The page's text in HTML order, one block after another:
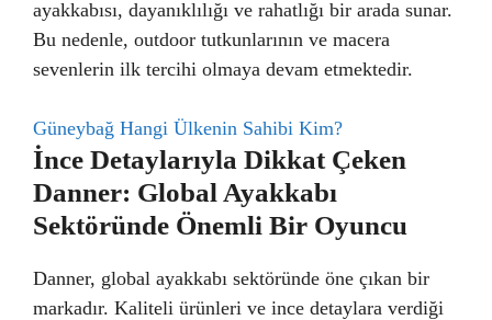
ayakkabısı, dayanıklılığı ve rahatlığı bir arada sunar.
Bu nedenle, outdoor tutkunlarının ve macera
sevenlerin ilk tercihi olmaya devam etmektedir.
Güneybağ Hangi Ülkenin Sahibi Kim?
İnce Detaylarıyla Dikkat Çeken
Danner: Global Ayakkabı
Sektöründe Önemli Bir Oyuncu
Danner, global ayakkabı sektöründe öne çıkan bir
markadır. Kaliteli ürünleri ve ince detaylara verdiği